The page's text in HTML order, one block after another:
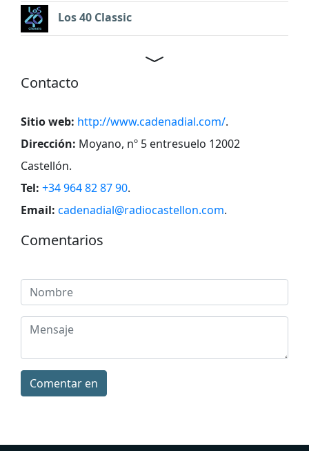
Los 40 Classic
Contacto
Sitio web: http://www.cadenadial.com/.
Dirección: Moyano, nº 5 entresuelo 12002
Castellón.
Tel: +34 964 82 87 90.
Email: cadenadial@radiocastellon.com.
Comentarios
Comentar en